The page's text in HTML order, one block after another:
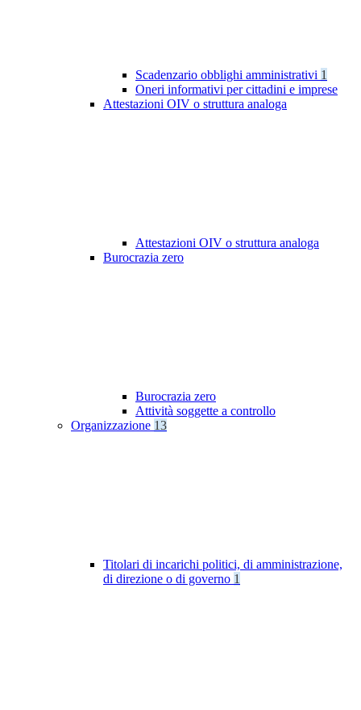
Scadenzario obblighi amministrativi 1
Oneri informativi per cittadini e imprese
Attestazioni OIV o struttura analoga
Attestazioni OIV o struttura analoga
Burocrazia zero
Burocrazia zero
Attività soggette a controllo
Organizzazione 13
Titolari di incarichi politici, di amministrazione,
di direzione o di governo 1